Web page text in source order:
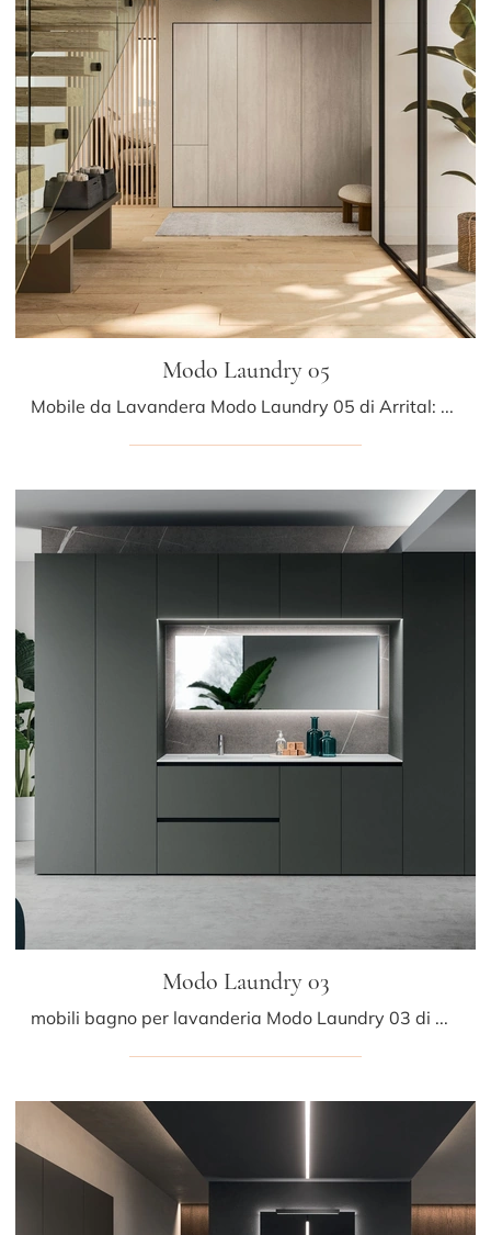
Modo Laundry 05
Mobile da Lavandera Modo Laundry 05 di Arrital: clicca e scopri di più su mobili bagno per lavanderia in melaminico e elementi accessori del brand.
Modo Laundry 03
mobili bagno per lavanderia Modo Laundry 03 di Arrital: scopri l'Arredo Bagno in melaminico moderno e arreda il bagno di casa.